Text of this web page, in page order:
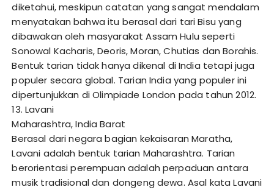
diketahui, meskipun catatan yang sangat mendalam
menyatakan bahwa itu berasal dari tari Bisu yang
dibawakan oleh masyarakat Assam Hulu seperti
Sonowal Kacharis, Deoris, Moran, Chutias dan Borahis.
Bentuk tarian tidak hanya dikenal di India tetapi juga
populer secara global. Tarian India yang populer ini
dipertunjukkan di Olimpiade London pada tahun 2012.
13. Lavani
Maharashtra, India Barat
Berasal dari negara bagian kekaisaran Maratha,
Lavani adalah bentuk tarian Maharashtra. Tarian
berorientasi perempuan adalah perpaduan antara
musik tradisional dan dongeng dewa. Asal kata Lavani